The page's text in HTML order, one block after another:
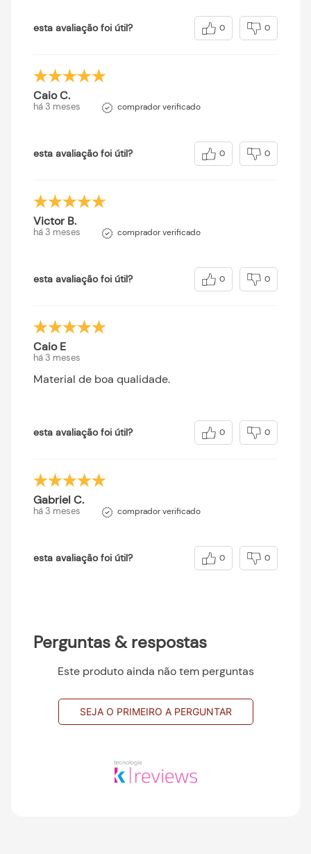
esta avaliação foi útil? 0 0
Caio C.
há 3 meses comprador verificado
esta avaliação foi útil? 0 0
Victor B.
há 3 meses comprador verificado
esta avaliação foi útil? 0 0
Caio E
há 3 meses
Material de boa qualidade.
esta avaliação foi útil? 0 0
Gabriel C.
há 3 meses comprador verificado
esta avaliação foi útil? 0 0
Perguntas & respostas
Este produto ainda não tem perguntas
SEJA O PRIMEIRO A PERGUNTAR